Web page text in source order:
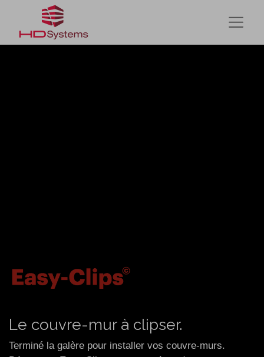
Le couvre-mur à clipser.
Terminé la galère pour installer vos couvre-murs.